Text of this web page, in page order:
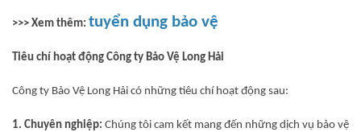
>>> Xem thêm: tuyển dụng bảo vệ
Tiêu chí hoạt động Công ty Bảo Vệ Long Hải
Công ty Bảo Vệ Long Hải có những tiêu chí hoạt động sau:
1. Chuyên nghiệp: Chúng tôi cam kết mang đến những dịch vụ bảo vệ